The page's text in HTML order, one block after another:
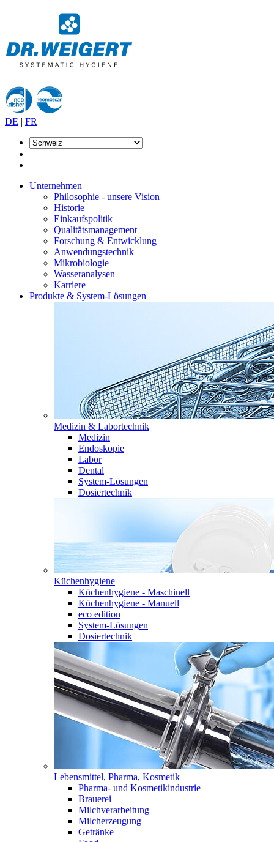
DE | FR
Unternehmen
Philosophie - unsere Vision
Historie
Einkaufspolitik
Qualitätsmanagement
Forschung & Entwicklung
Anwendungstechnik
Mikrobiologie
Wasseranalysen
Karriere
Produkte & System-Lösungen
Medizin & Labortechnik
Medizin
Endoskopie
Labor
Dental
System-Lösungen
Dosiertechnik
Küchenhygiene
Küchenhygiene - Maschinell
Küchenhygiene - Manuell
eco edition
System-Lösungen
Dosiertechnik
Lebensmittel, Pharma, Kosmetik
Pharma- und Kosmetikindustrie
Brauerei
Milchverarbeitung
Milcherzeugung
Getränke